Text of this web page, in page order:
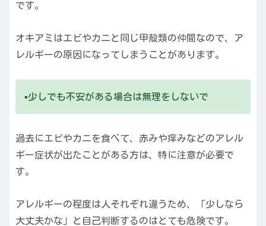
です。
オキアミはエビやカニと同じ甲殻類の仲間なので、ア
レルギーの原因になってしまうことがあります。
▪️少しでも不安がある場合は無理をしないで
過去にエビやカニを食べて、赤みや痒みなどのアレル
ギー症状が出たことがある方は、特に注意が必要で
す。
アレルギーの程度は人それぞれ違うため、「少しなら
大丈夫かな」と自己判断するのはとても危険です。